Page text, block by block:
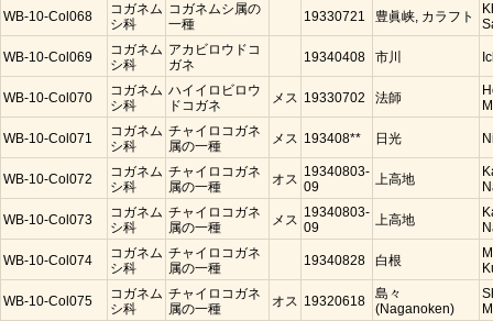
WB-10-Col068
コガネム
シ科
コガネムシ属の
一種
19330721 豊眞峡, カラフト
WB-10-Col069
コガネム
シ科
アカビロウドコ
ガネ
19340408 市川
WB-10-Col070
コガネム
シ科
ハイイロビロウ
ドコガネ
メス 19330702 法師
WB-10-Col071
コガネム
シ科
チャイロコガネ
属の一種
メス 193408** 日光
WB-10-Col072
コガネム
シ科
チャイロコガネ
属の一種
オス 19340803-
09
上高地
WB-10-Col073
コガネム
シ科
チャイロコガネ
属の一種
メス 19340803-
09
上高地
WB-10-Col074
コガネム
シ科
チャイロコガネ
属の一種
19340828 白根
WB-10-Col075
コガネム
シ科
チャイロコガネ
属の一種
オス 19320618
島々
(Naganoken)